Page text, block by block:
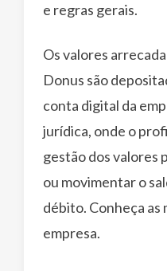
e regras gerais.
Os valores
Donus são
conta digital da
jurídica, onde o
gestão dos valores
ou movimentar o
débito. Conheça as
empresa.